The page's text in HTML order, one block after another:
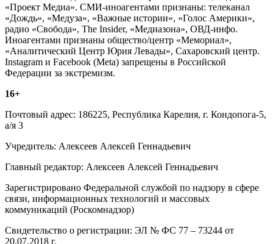
«Проект Медиа». СМИ-иноагентами признаны: телеканал
«Дождь», «Медуза», «Важные истории», «Голос Америки»,
радио «Свобода», The Insider, «Медиазона», ОВД-инфо.
Иноагентами признаны общество/центр «Мемориал»,
«Аналитический Центр Юрия Левады», Сахаровский центр.
Instagram и Facebook (Metа) запрещены в Российской
Федерации за экстремизм.
16+
Почтовый адрес: 186225, Республика Карелия, г. Кондопога-5,
а/я 3
Учредитель: Алексеев Алексей Геннадьевич
Главный редактор: Алексеев Алексей Геннадьевич
Зарегистрировано Федеральной службой по надзору в сфере
связи, информационных технологий и массовых
коммуникаций (Роскомнадзор)
Свидетельство о регистрации: ЭЛ № ФС 77 – 73244 от
20.07.2018 г.